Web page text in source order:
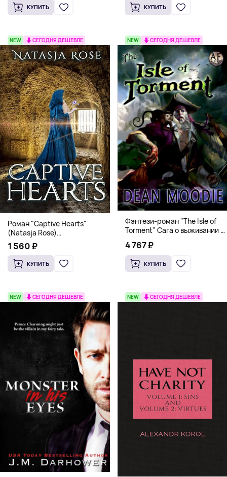
КУПИТЬ КУПИТЬ
NEW СЕГОДНЯ ДЕШЕВЛЕ
Роман "Captive Hearts"
(Natasja Rose)
Романтическое фэнтези
1 560 ₽
КУПИТЬ
NEW СЕГОДНЯ ДЕШЕВЛЕ
Фэнтези-роман "The Isle of
Torment" Сага о выживании и
4 767 ₽
КУПИТЬ
NEW СЕГОДНЯ ДЕШЕВЛЕ NEW СЕГОДНЯ ДЕШЕВЛЕ